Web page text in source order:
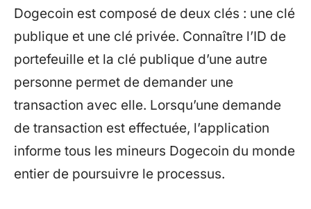
Dogecoin est composé de deux clés : une clé
publique et une clé privée. Connaître l’ID de
portefeuille et la clé publique d’une autre
personne permet de demander une
transaction avec elle. Lorsqu’une demande
de transaction est effectuée, l’application
informe tous les mineurs Dogecoin du monde
entier de poursuivre le processus.